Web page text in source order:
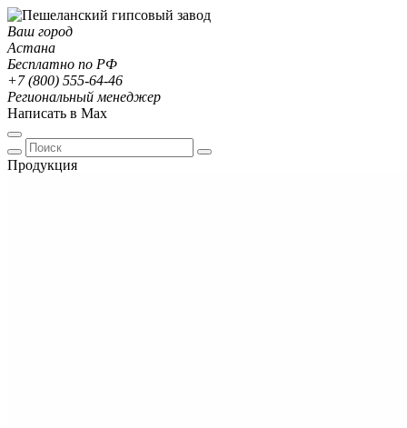
Ваш город
Астана
Бесплатно по РФ
+7 (800) 555-64-46
Региональный менеджер
Написать в Max
Продукция